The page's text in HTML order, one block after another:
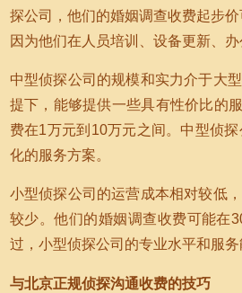
探公司，他们的婚姻调查收费起步
因为他们在人员培训、设备更新、
中型侦探公司的规模和实力介于大
提下，能够提供一些具有性价比的
费在1万元到10万元之间。中型侦
化的服务方案。
小型侦探公司的运营成本相对较低
较少。他们的婚姻调查收费可能在
过，小型侦探公司的专业水平和服
与北京正规侦探沟通收费的技巧